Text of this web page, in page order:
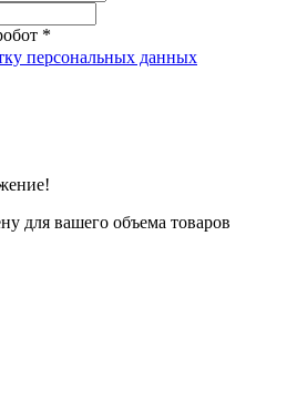
*
персональных данных
для вашего объема товаров